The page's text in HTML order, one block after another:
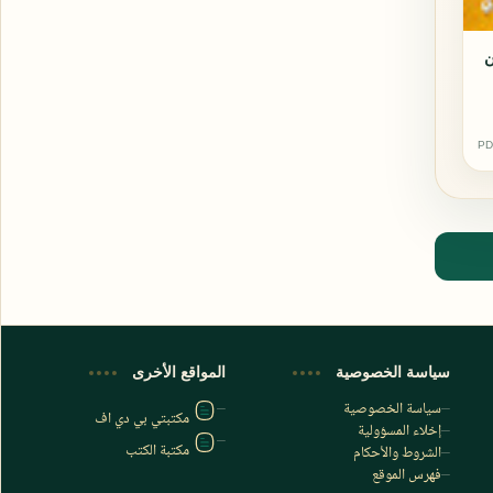
اشترك الآن
اشترك في قناتنا على تليجرام سياسة الخصوصية
سياسة الخصوصية
إخلاء المسؤولية
الشروط والأحكام
فهرس الموقع
المواقع الأخرى
مكتبتي بي دي اف
مكتبة الكتب